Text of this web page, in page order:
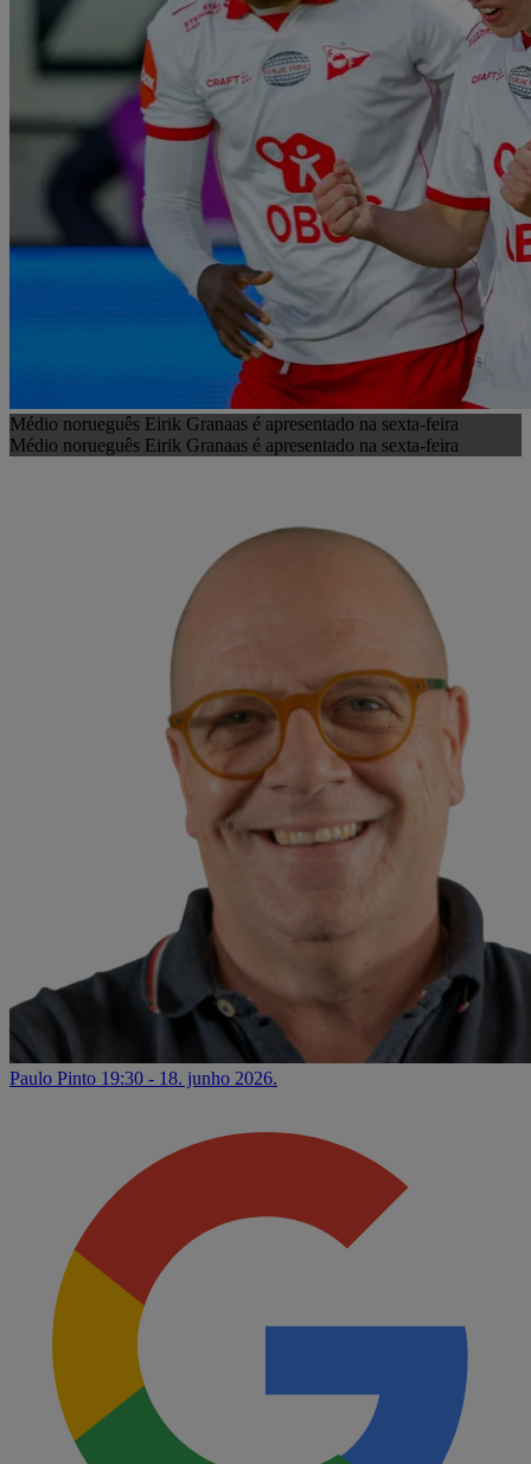
Médio norueguês Eirik Granaas é apresentado na sexta-feira
Médio norueguês Eirik Granaas é apresentado na sexta-feira
Paulo Pinto 19:30 - 18. junho 2026.